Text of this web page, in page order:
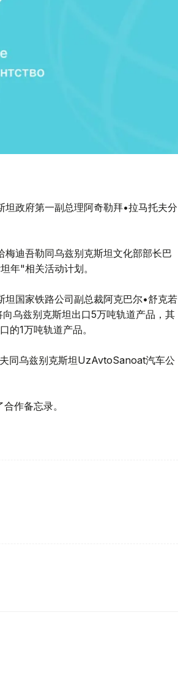
政府第一副总理阿奇勒拜•拉马托夫分
迪吾勒同乌兹别克斯坦文化部部长巴
年"相关活动计划。
国家铁路公司副总裁阿克巴尔•舒克若
乌兹别克斯坦出口5万吨轨道产品，其
的1万吨轨道产品。
同乌兹别克斯坦UzAvtoSanoat汽车公
作备忘录。